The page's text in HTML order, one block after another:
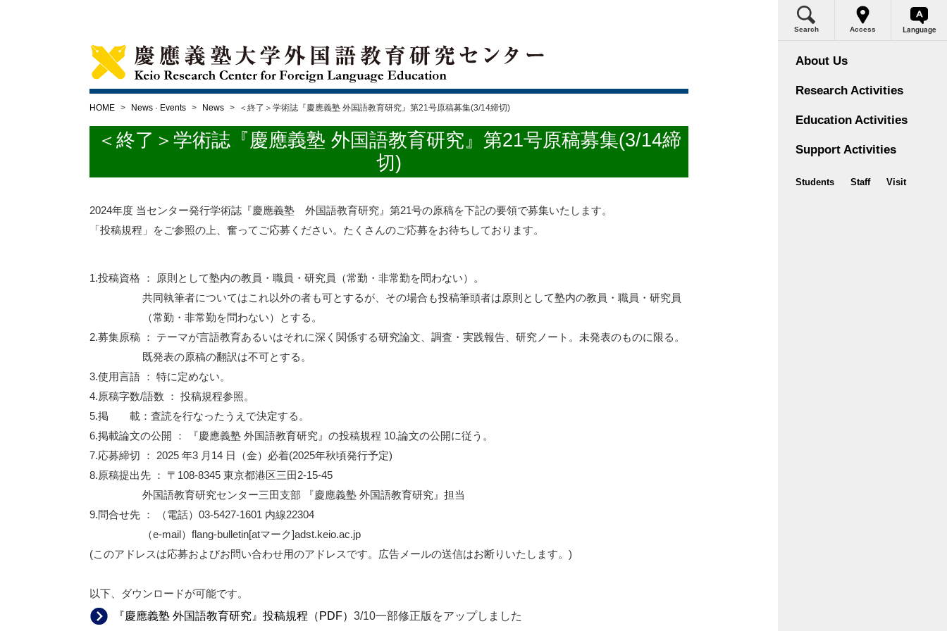
HOME > News · Events > News > ＜終了＞学術誌『慶應義塾 外国語教育研究』第21号原稿募集(3/14締切)
＜終了＞学術誌『慶應義塾 外国語教育研究』第21号原稿募集(3/14締
切)
2024年度 当センター発行学術誌『慶應義塾 外国語教育研究』第21号の原稿を下記の要領で募集いたします。
「投稿規程」をご参照の上、奮ってご応募ください。たくさんのご応募をお待ちしております。
1.投稿資格 ： 原則として塾内の教員・職員・研究員（常勤・非常勤を問わない）。
共同執筆者についてはこれ以外の者も可とするが、その場合も投稿筆頭者は原則として塾内の教員・職員・研究員
（常勤・非常勤を問わない）とする。
2.募集原稿 ： テーマが言語教育あるいはそれに深く関係する研究論文、調査・実践報告、研究ノート。未発表のものに限る。
既発表の原稿の翻訳は不可とする。
3.使用言語 ： 特に定めない。
4.原稿字数/語数 ： 投稿規程参照。
5.掲 載：査読を行なったうえで決定する。
6.掲載論文の公開 ： 『慶應義塾 外国語教育研究』の投稿規程 10.論文の公開に従う。
7.応募締切 ： 2025 年3 月14 日（金）必着(2025年秋頃発行予定)
8.原稿提出先 ： 〒108-8345 東京都港区三田2-15-45
外国語教育研究センター三田支部 『慶應義塾 外国語教育研究』担当
9.問合せ先 ： （電話）03-5427-1601 内線22304
（e-mail）flang-bulletin[atマーク]adst.keio.ac.jp
(このアドレスは応募およびお問い合わせ用のアドレスです。広告メールの送信はお断りいたします。)
以下、ダウンロードが可能です。
『慶應義塾 外国語教育研究』投稿規程（PDF） 3/10一部修正版をアップしました
Search Access Language
Japanese
About Us
Research Activities
Language Education
Experimental Classes
Education Activities
Open Courses
KEIO GAIGO
Support Activities
Students
Staff Visit